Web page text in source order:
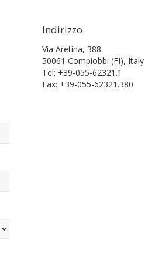
Indirizzo
Via Aretina, 388
50061 Compiobbi (FI), Italy
Tel: +39-055-62321.1
Fax: +39-055-62321.380